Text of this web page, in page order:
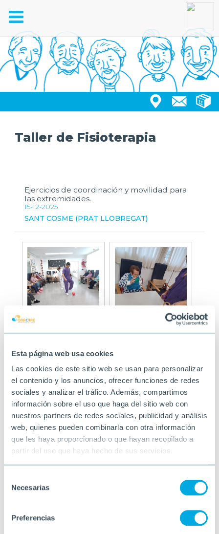
Esta página web usa cookies
Las cookies de este sitio web se usan para personalizar
el contenido y los anuncios, ofrecer funciones de redes
sociales y analizar el tráfico. Además, compartimos
información sobre el uso que haga del sitio web con
nuestros partners de redes sociales, publicidad y análisis
web, quienes pueden combinarla con otra información
que les haya proporcionado o que hayan recopilado a
partir del uso que haya hecho de sus servicios.
Necesarias
Preferencias
Toggle
navigation
Taller de Fisioterapia
Ejercicios de coordinación y movilidad para
las extremidades.
15-12-2025
SANT COSME (PRAT LLOBREGAT)